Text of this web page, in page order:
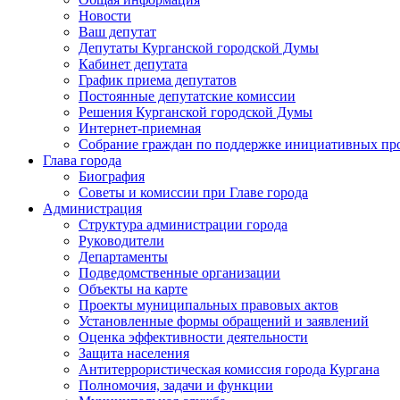
Новости
Ваш депутат
Депутаты Курганской городской Думы
Кабинет депутата
График приема депутатов
Постоянные депутатские комиссии
Решения Курганской городской Думы
Интернет-приемная
Собрание граждан по поддержке инициативных
Глава города
Биография
Советы и комиссии при Главе города
Администрация
Структура администрации города
Руководители
Департаменты
Подведомственные организации
Объекты на карте
Проекты муниципальных правовых актов
Установленные формы обращений и заявлений
Оценка эффективности деятельности
Защита населения
Антитеррористическая комиссия города Кургана
Полномочия, задачи и функции